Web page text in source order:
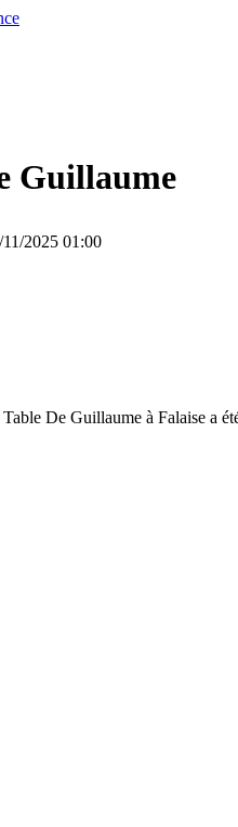
Guillaume
2025 01:00
De Guillaume à Falaise a